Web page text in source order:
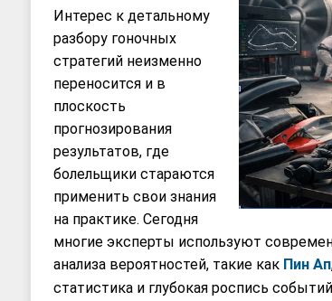
Интерес к детальному
разбору гоночных
стратегий неизменно
переносится и в
плоскость
прогнозирования
результатов, где
болельщики стараются
применить свои знания
на практике. Сегодня
многие эксперты используют
анализа вероятностей, такие как Пин Ап
статистика и глубокая роспись